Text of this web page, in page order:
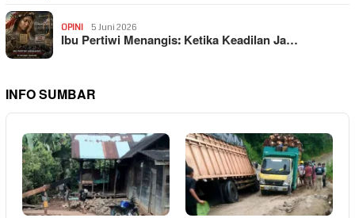
OPINI 5 Juni 2026
Ibu Pertiwi Menangis: Ketika Keadilan Ja…
INFO SUMBAR